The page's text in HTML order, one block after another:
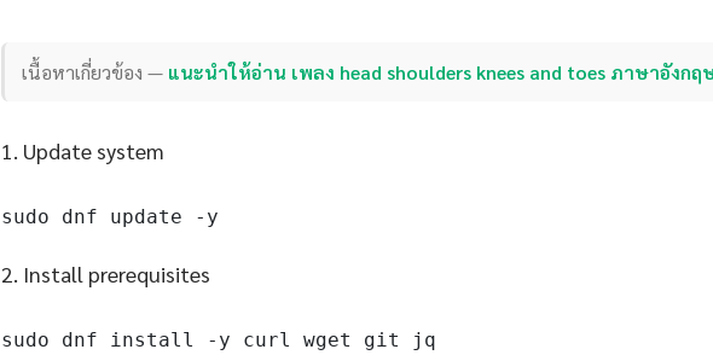
เนื้อหาเกี่ยวข้อง — แนะนำให้อ่าน เพลง head shoulders knees and toes ภาษาอังกฤ
1. Update system
sudo dnf update -y
2. Install prerequisites
sudo dnf install -y curl wget git jq